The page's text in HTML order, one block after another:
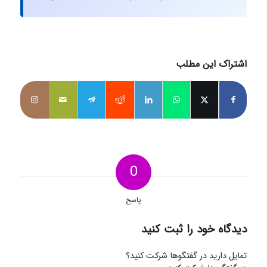
اشتراک این مطلب
0
پاسخ
دیدگاه خود را ثبت کنید
تمایل دارید در گفتگوها شرکت کنید؟